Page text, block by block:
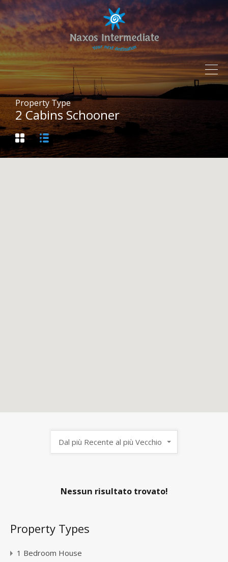
Property Type
2 Cabins Schooner
Dal più Recente al più Vecchio
Nessun risultato trovato!
Property Types
1 Bedroom House